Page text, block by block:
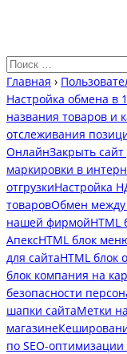
Главная ›
Настройка обмена в
названия товаров и
отслеживания
ОнлайнЗакрыть
маркировки в
отгрузкиНастройка
товаровОбмен между
нашей фирмойHTML
АпексHTML блок
для сайтаHTML блок
блок компания на
безопасности
шапки сайтаМетки
магазине
по SEO-